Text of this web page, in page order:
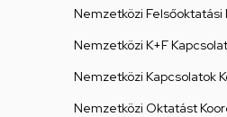
Nemzetközi Felsőoktatási
Nemzetközi K+F
Nemzetközi Kapcsolatok
Nemzetközi Oktatást